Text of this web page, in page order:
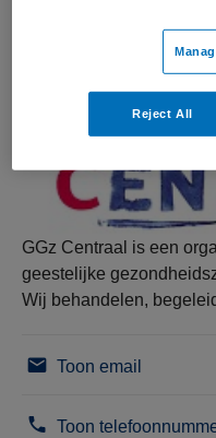
GGz Centraal is een
geestelijke
Wij behandelen,
Toon email
Toon
Reject All